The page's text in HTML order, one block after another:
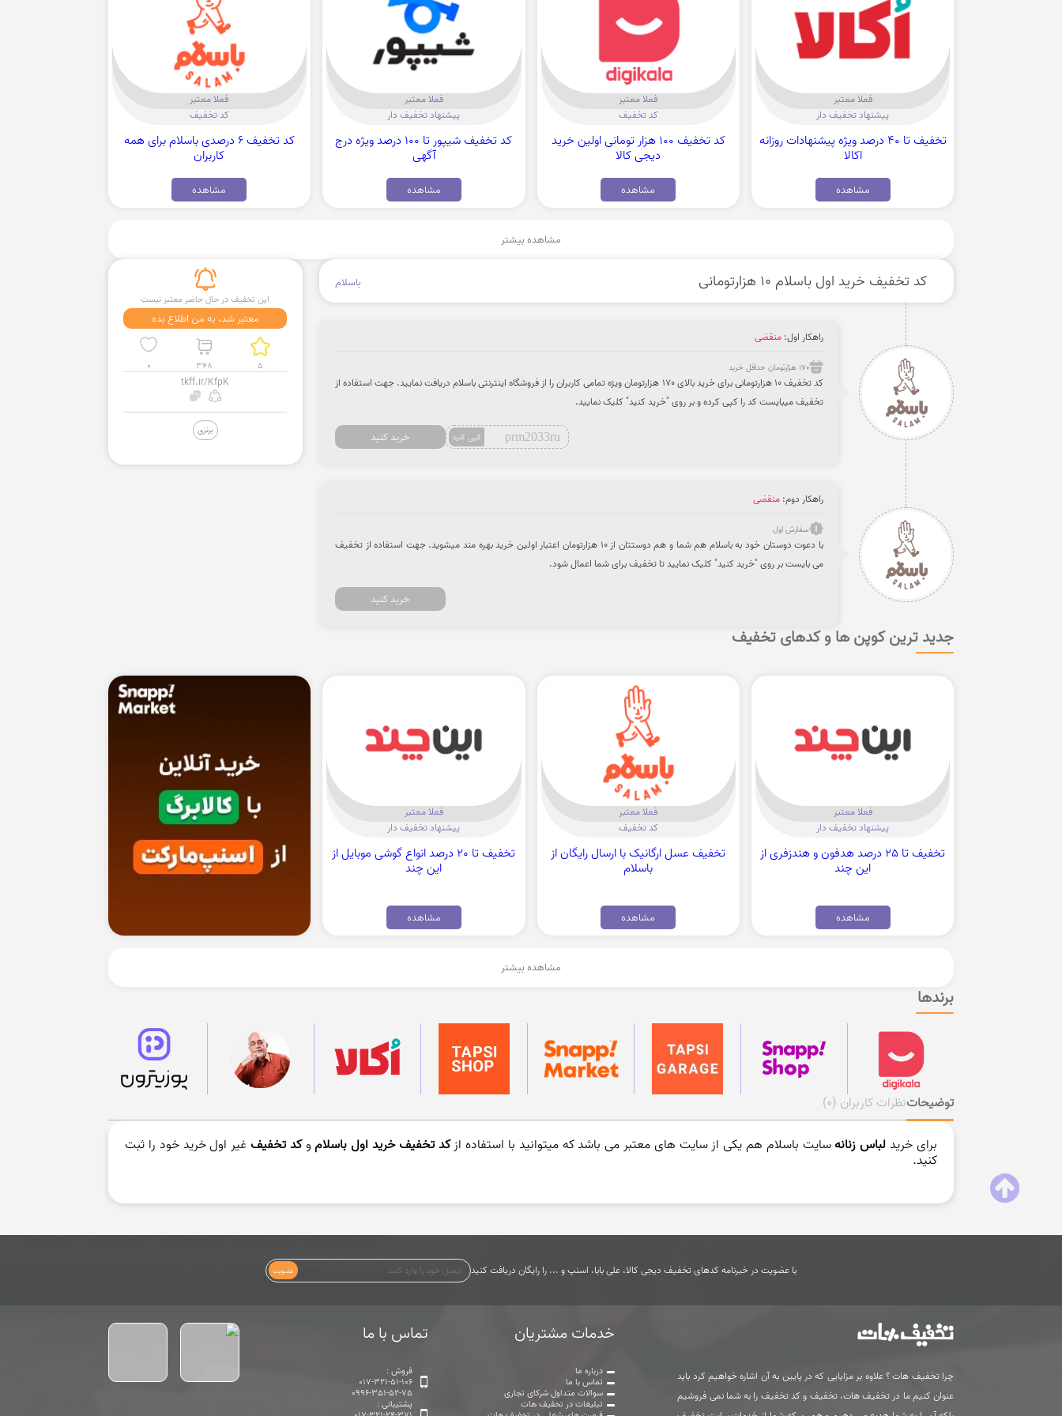
فعلا معتبر
پیشنهاد تخفیف دار
تخفیف تا 40 درصد ویژه پیشنهادات روزانه
اکالا
مشاهده
فعلا معتبر
کد تخفیف
کد تخفیف 100 هزار تومانی اولین خرید
دیجی کالا
مشاهده
فعلا معتبر
پیشنهاد تخفیف دار
کد تخفیف شیپور تا 100 درصد ویژه درج
آگهی
مشاهده
فعلا معتبر
کد تخفیف
کد تخفیف 6 درصدی باسلام برای همه
کاربران
مشاهده
مشاهده بیشتر
کد تخفیف خرید اول باسلام 10 هزارتومانی باسلام
این تخفیف در حال حاضر معتبر نیست
معتبر شد، به من اطلاع بده
0 348 5
tkff.ir/KfpK
برنزی
راهکار اول:منقضی
170 هزارتومان حداقل خرید
کد تخفیف 10 هزارتومانی برای خرید بالای 170 هزارتومان ویژه تمامی کاربران را از فروشگاه اینترنتی باسلام دریافت نمایید. جهت استفاده از
تخفیف میبایست کد را کپی کرده و بر روی "خرید کنید" کلیک نمایید.
prm2033ru کپی کنید خرید کنید
راهکار دوم:منقضی
سفارش اول
با دعوت دوستان خود به باسلام هم شما و هم دوستتان از 10 هزارتومان اعتبار اولین خرید بهره مند میشوید. جهت استفاده از تخفیف
می بایست بر روی "خرید کنید" کلیک نمایید تا تخفیف برای شما اعمال شود.
خرید کنید
جدید ترین کوپن ها و کدهای تخفیف
فعلا معتبر
پیشنهاد تخفیف دار
تخفیف تا 25 درصد هدفون و هندزفری از
این چند
مشاهده
فعلا معتبر
کد تخفیف
تخفیف عسل ارگانیک با ارسال رایگان از
باسلام
مشاهده
فعلا معتبر
پیشنهاد تخفیف دار
تخفیف تا 20 درصد انواع گوشی موبایل از
این چند
مشاهده
مشاهده بیشتر
برندها
توضیحاتنظرات کاربران (0)
برای خرید لباس زنانهسایت باسلام هم یکی از سایت های معتبر می باشد که میتوانید با استفاده ازکد تخفیف خرید اول باسلام وکد تخفیف غیر اول خرید خود را ثبت
کنید.
با عضویت در خبرنامه کدهای تخفیف دیجی کالا، علی بابا، اسنپ و ... را رایگان دریافت کنید عضویت
چرا تخفیف هات ؟ علاوه بر مزایایی که در پایین به آن اشاره خواهیم کرد باید
عنوان کنیم ما در تخفیف هات، تخفیف و کد تخفیف را به شما نمی فروشیم
خدمات مشتریان
درباره ما
تماس با ما
سوالات متداول شرکای تجاری
تبلیغات در تخفیف هات
تماس با ما
فروش :
017-321-51-106
0996-351-52-75
پشتیبانی :